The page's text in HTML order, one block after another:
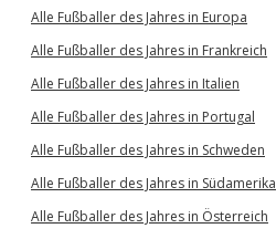
Alle Fußballer des Jahres in Europa
Alle Fußballer des Jahres in Frankreich
Alle Fußballer des Jahres in Italien
Alle Fußballer des Jahres in Portugal
Alle Fußballer des Jahres in Schweden
Alle Fußballer des Jahres in Südamerika
Alle Fußballer des Jahres in Österreich